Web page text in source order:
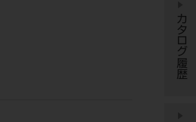
カタログ履歴